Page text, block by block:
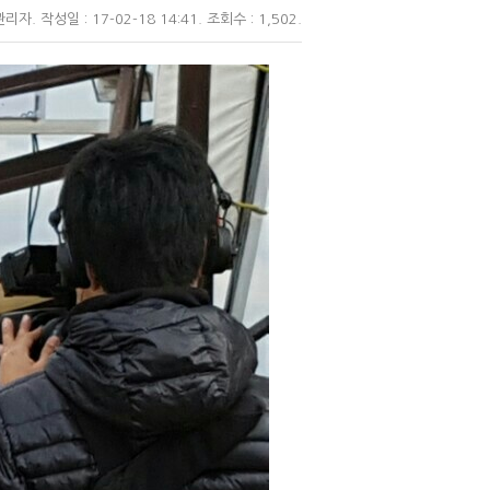
리자 . 작성일 : 17-02-18 14:41. 조회수 : 1,502.